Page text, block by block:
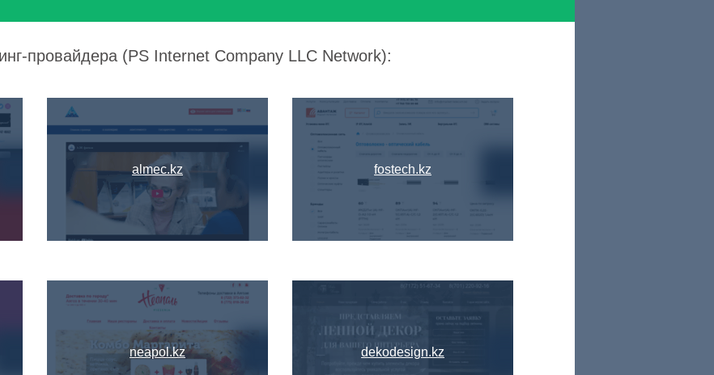
провайдера (PS Internet Company LLC Network):
almec.kz
neapol.kz
fostech.kz
dekodesign.kz